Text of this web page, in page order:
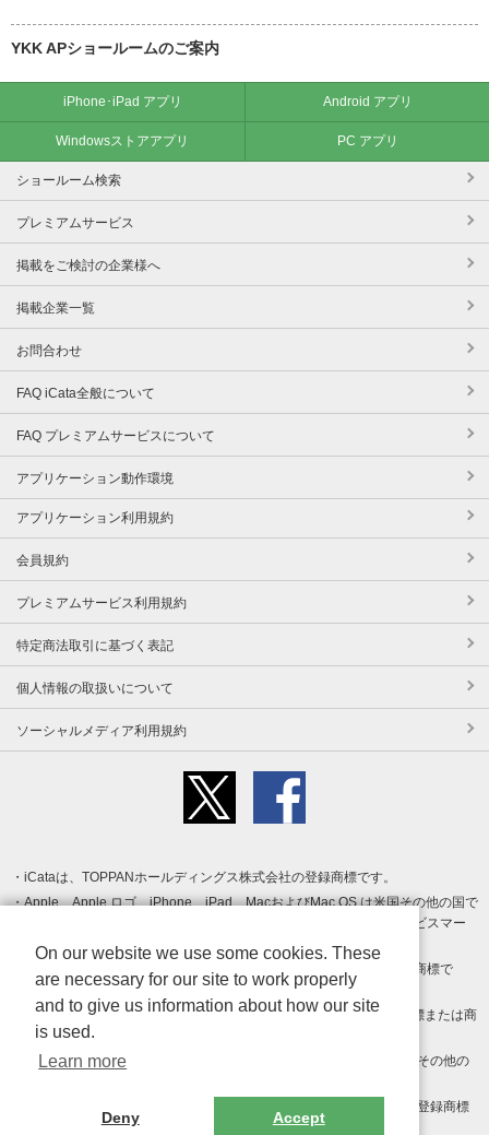
YKK APショールームのご案内
iPhone･iPad アプリ Android アプリ
Windowsストアアプリ PC アプリ
ショールーム検索
プレミアムサービス
掲載をご検討の企業様へ
掲載企業一覧
お問合わせ
FAQ iCata全般について
FAQ プレミアムサービスについて
アプリケーション動作環境
アプリケーション利用規約
会員規約
プレミアムサービス利用規約
特定商法取引に基づく表記
個人情報の取扱いについて
ソーシャルメディア利用規約
iCataは、TOPPANホールディングス株式会社の登録商標です。
Apple、Apple ロゴ、iPhone、iPad、MacおよびMac OS は米国その他の国で
登録された Apple Inc. の商標です。App Store は Apple Inc. のサービスマー
クです。
Android、Google Play および Google Play ロゴ は Google LLC の商標で
す。
Windows は Microsoft Inc.の米国およびその他の国における登録商標または商
標です。
Adobe、Adobe Reader、Adobe PDF は、Adobe Inc.の米国およびその他の
その他、記載されている会社名、商品名、ロゴは各社の商標または登録商標
On our website we use some cookies. These
are necessary for our site to work properly
and to give us information about how our site
is used.
Learn more
Deny Accept